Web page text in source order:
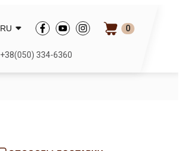
RU 0
+38(050) 334-6360